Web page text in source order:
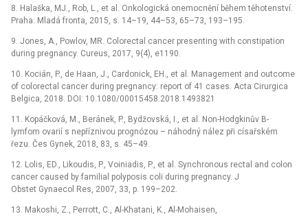
8. Halaška, MJ., Rob, L., et al. Onkologická onemocnění během těhotenství.
Praha: Mladá fronta, 2015, s. 14–19, 44–53, 65–73, 193–195.
9. Jones, A., Powlov, MR. Colorectal cancer presenting with constipation
during pregnancy. Cureus, 2017, 9(4), e1190.
10. Kocián, P., de Haan, J., Cardonick, EH., et al. Management and outcome
of colorectal cancer during pregnancy: report of 41 cases. Acta Cirurgica
Belgica, 2018. DOI: 10.1080/00015458.2018.1493821
11. Kopáčková, M., Beránek, P., Bydžovská, I., et al. Non-Hodgkinův B-
lymfom ovarií s nepříznivou prognózou –⁠ náhodný nález při císařském
řezu. Čes Gynek, 2018, 83, s. 45–49.
12. Lolis, ED., Likoudis, P., Voiniadis, P., et al. Synchronous rectal and colon
cancer caused by familial polyposis coli during pregnancy. J
Obstet Gynaecol Res, 2007, 33, p. 199–202.
13. Makoshi, Z., Perrott, C., Al-Khatani, K., Al-Mohaisen,